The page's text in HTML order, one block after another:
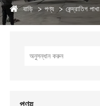
বাড়ি পণ্য কেন্দ্রাতিগ পাখা